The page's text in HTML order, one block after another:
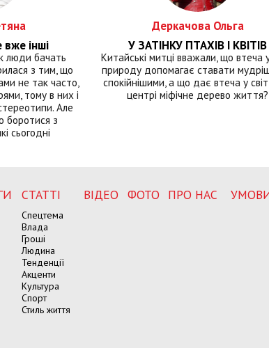
вже інші
люди бачать
з тим, що
не так часто,
тому в них і
Але
боротися з
сьогодні
Деркачова Ольга
У ЗАТІНКУ ПТАХІВ І КВІТІВ
Китайські митці вважали, що втеча
природу допомагає ставати
спокійнішими, а що дає втеча у
центрі міфічне дерево життя?
СТАТТІ
Спецтема
Влада
Гроші
Людина
Тенденції
Акценти
Культура
Спорт
Стиль життя
ВІДЕО ФОТО ПРО НАС